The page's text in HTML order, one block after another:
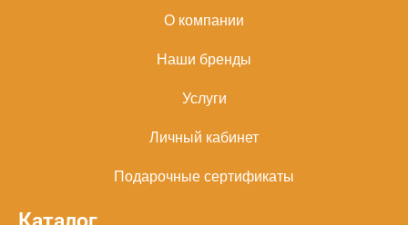
О компании
Наши бренды
Услуги
Личный кабинет
Подарочные сертификаты